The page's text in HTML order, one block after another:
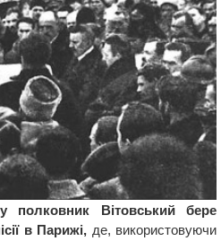
полковник Вітовський бере
в Парижі, де, використовуючи